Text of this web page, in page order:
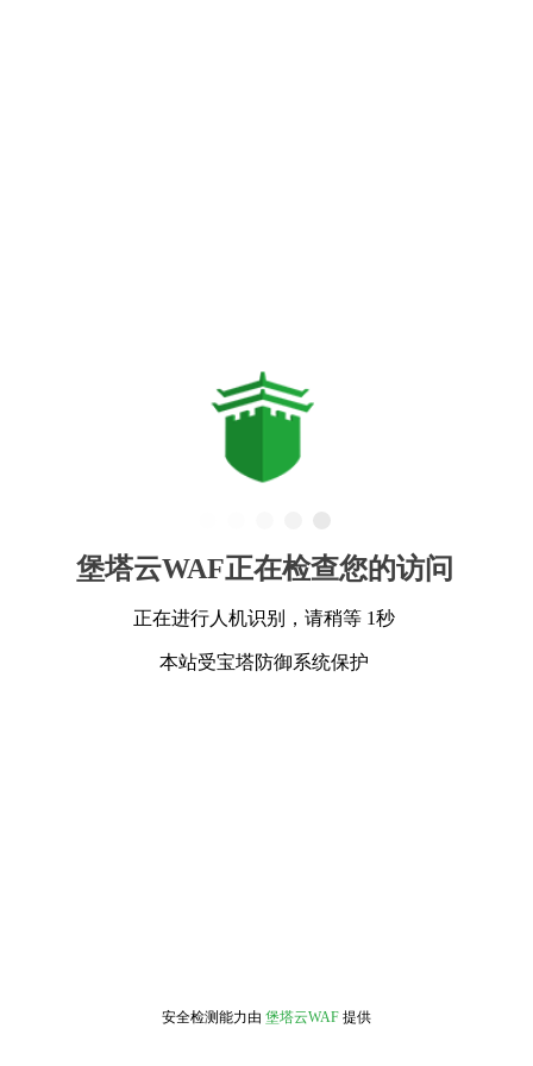
堡塔云WAF正在检查您的访问
正在进行人机识别，请稍等 1秒
本站受宝塔防御系统保护
安全检测能力由 堡塔云WAF 提供